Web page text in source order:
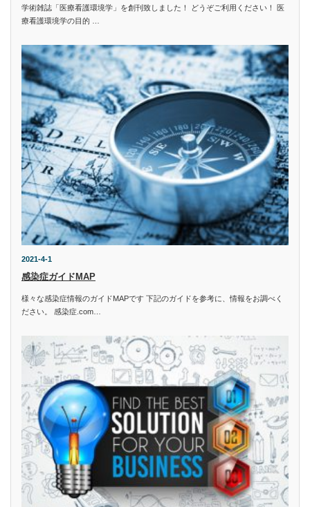
学術雑誌「医療看護環境学」を創刊致しました！ どうぞご利用ください！ 医
療看護環境学の目的 …
2021-4-1
感染症ガイドMAP
様々な感染症情報のガイドMAPです 下記のガイドを参考に、情報をお調べく
ださい。 感染症.com…